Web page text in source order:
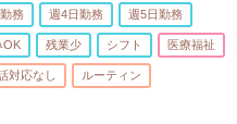
務 週4日勤務 週5日勤務
OK 残業少 シフト 医療福祉
対応なし ルーティン